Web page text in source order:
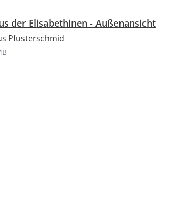
der Elisabethinen - AußenansichtJPG, 6 MB
Pfusterschmid